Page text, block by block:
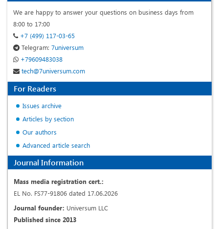
We are happy to answer your questions on business days from
8:00 to 17:00
+7 (499) 117-03-65
Telegram: 7universum
+79609483038
tech@7universum.com
For Readers
Issues archive
Articles by section
Our authors
Advanced article search
Journal Information
Mass media registration cert.:
EL No. FS77-91806 dated 17.06.2026
Journal founder: Universum LLC
Published since 2013